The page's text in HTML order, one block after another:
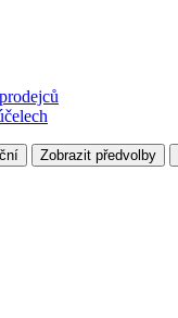
Zobrazit předvolby